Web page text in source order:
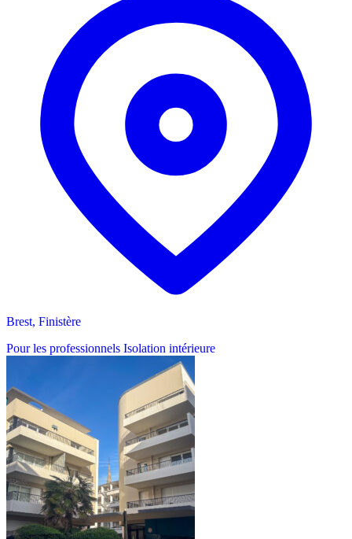
Brest, Finistère
Pour les professionnels Isolation intérieure